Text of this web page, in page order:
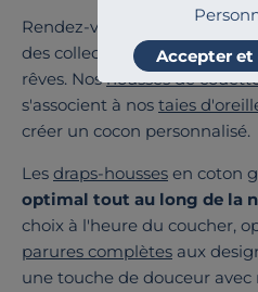
Accepter
Rendez-vous dans notre
des collections qui
rêves. Noshousses de
s'associent à nos taies
créer un cocon personnalisé.
Les draps-housses en coton
optimal tout au long de la
choix à l'heure du coucher,
parures complètes aux
une touche de douceur avec